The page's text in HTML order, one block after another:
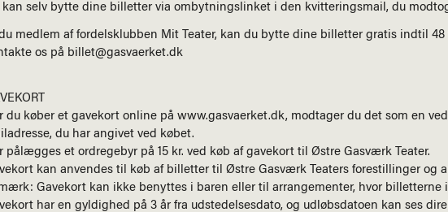
kan selv bytte dine billetter via ombytningslinket i den kvitteringsmail, du
medlem af fordelsklubben Mit Teater, kan du bytte dine billetter gratis indtil
os på billet@gasvaerket.dk
du køber et gavekort online på www.gasvaerket.dk, modtager du det som en
du har angivet ved købet.
pålægges et ordregebyr på 15 kr. ved køb af gavekort til Østre Gasværk Teater.
kan anvendes til køb af billetter til Østre Gasværk Teaters forestillinger og
Gavekort kan ikke benyttes i baren eller til arrangementer, hvor billetterne
har en gyldighed på 3 år fra udstedelsesdato, og udløbsdatoen kan ses